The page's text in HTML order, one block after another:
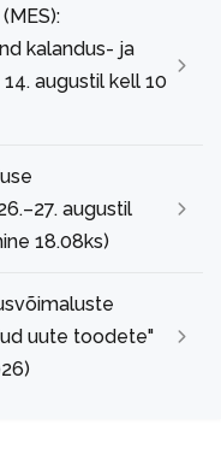
kalandus- ja
augustil kell 10
augustil
18.08ks)
uute toodete"